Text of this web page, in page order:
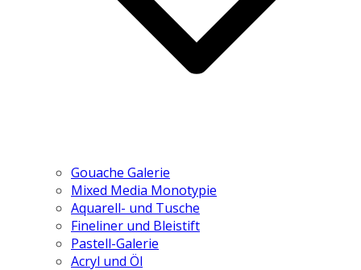
Gouache Galerie
Mixed Media Monotypie
Aquarell- und Tusche
Fineliner und Bleistift
Pastell-Galerie
Acryl und Öl